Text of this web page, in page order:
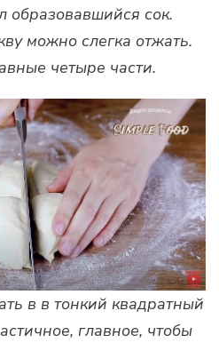
образовавшийся сок.
можно слегка отжать.
четыре части.
в в тонкий квадратный
главное, чтобы